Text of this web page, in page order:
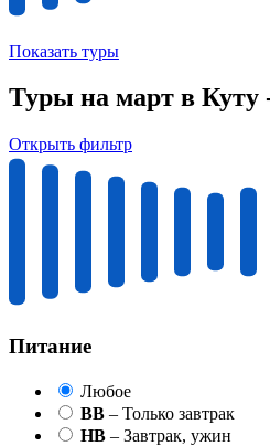
Показать туры
Туры на март в Куту
Открыть фильтр
Питание
Любое
BB – Только завтрак
HB – Завтрак, ужин